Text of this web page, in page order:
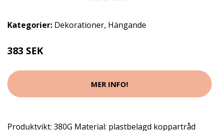
Kategorier: Dekorationer, Hängande
383 SEK
MER INFO!
Produktvikt: 380G Material: plastbelagd koppartråd